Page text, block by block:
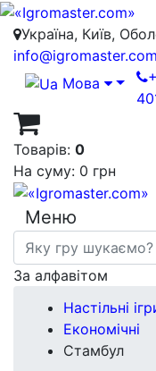
Україна, Київ,
info@igromaster.com
Мова
Товарів: 0
На суму: 0 грн
Меню
За алфавітом
Настільні
Економічні
Стамбул